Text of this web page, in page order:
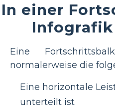
In einer
Eine
normalerweise die
Eine horizontale
unterteilt ist